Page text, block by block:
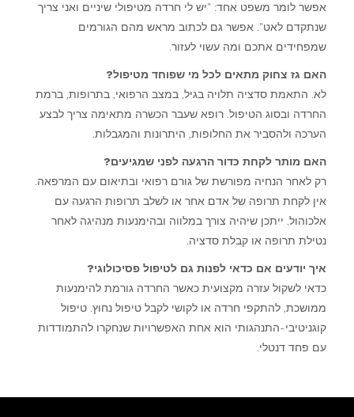
אפשר לומר משפט אחד: "יש לי חרדה מטיפולי שיניים ואני צריך
שנתקדם לאט". אפשר גם לכתוב מראש מהם הגורמים
שמפחידים אתכם ומה עשוי לעזור.
האם גז צחוק מתאים לכל מי שפוחד מטיפול?
לא. התאמת סדציה תלויה בגיל, במצב הרפואי, בתרופות, ברמת
החרדה ובסוג הטיפול. רופא שעבר הכשרה מתאימה צריך לבצע
הערכה ולהסביר את החלופות, היתרונות והמגבלות.
האם מותר לקחת כדור הרגעה לפני שמגיעים?
רק לאחר הנחיה מפורשת של גורם רפואי ובתיאום עם המרפאה.
אין לקחת תרופה של אדם אחר או לשלב תרופות הרגעה עם
אלכוהול. ייתכן שיהיה צורך במלווה ובהימנעות מנהיגה לאחר
נטילת תרופה או קבלת סדציה.
איך יודעים אם כדאי לפנות גם לטיפול פסיכולוגי?
כדאי לשקול עזרה מקצועית כאשר החרדה גורמת להימנעות
ממושכת, להתקפי חרדה או לקושי לקבל טיפול נחוץ. טיפול
קוגניטיבי-התנהגותי הוא אחת האפשרויות שנחקרו להתמודדות
עם פחד דנטלי.